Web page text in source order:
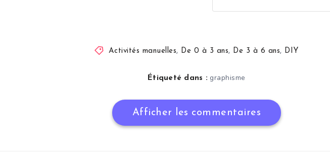
Activités manuelles, De 0 à 3 ans, De 3 à 6 ans, DIY
Étiqueté dans : graphisme
Afficher les commentaires